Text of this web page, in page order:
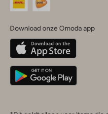
Nederland
Belgique(Français)
Deutschland
Download onze Omoda app